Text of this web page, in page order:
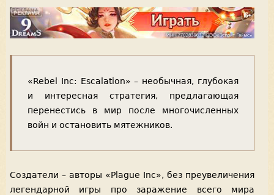
«Rebel Inc: Escalation» – необычная, глубокая
и интересная стратегия, предлагающая
перенестись в мир после многочисленных
войн и остановить мятежников.
Создатели – авторы «Plague Inc», без преувеличения
легендарной игры про заражение всего мира